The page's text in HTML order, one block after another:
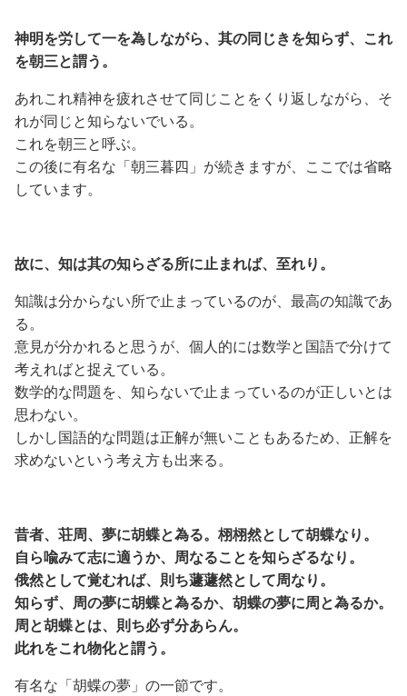
神明を労して一を為しながら、其の同じきを知らず、これ
を朝三と謂う。
あれこれ精神を疲れさせて同じことをくり返しながら、そ
れが同じと知らないでいる。
これを朝三と呼ぶ。
この後に有名な「朝三暮四」が続きますが、ここでは省略
しています。
故に、知は其の知らざる所に止まれば、至れり。
知識は分からない所で止まっているのが、最高の知識であ
る。
意見が分かれると思うが、個人的には数学と国語で分けて
考えればと捉えている。
数学的な問題を、知らないで止まっているのが正しいとは
思わない。
しかし国語的な問題は正解が無いこともあるため、正解を
求めないという考え方も出来る。
昔者、荘周、夢に胡蝶と為る。栩栩然として胡蝶なり。
自ら喩みて志に適うか、周なることを知らざるなり。
俄然として覚むれば、則ち蘧蘧然として周なり。
知らず、周の夢に胡蝶と為るか、胡蝶の夢に周と為るか。
周と胡蝶とは、則ち必ず分あらん。
此れをこれ物化と謂う。
有名な「胡蝶の夢」の一節です。